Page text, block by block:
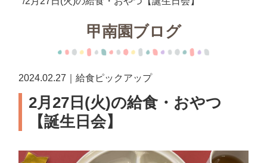
甲南園ブログ
2024.02.27｜給食ピックアップ
2月27日(火)の給食・おやつ
【誕生日会】